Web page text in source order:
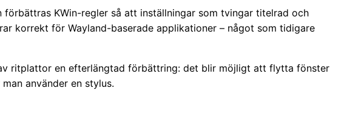
förbättras KWin-regler så att inställningar som tvingar titelrad och
korrekt för Wayland-baserade applikationer – något som tidigare
ritplattor en efterlängtad förbättring: det blir möjligt att flytta fönster
använder en stylus.